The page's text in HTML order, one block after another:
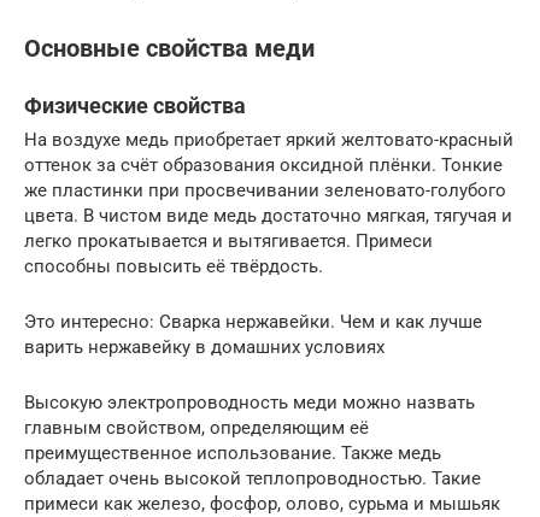
Основные свойства меди
Физические свойства
На воздухе медь приобретает яркий желтовато-красный
оттенок за счёт образования оксидной плёнки. Тонкие
же пластинки при просвечивании зеленовато-голубого
цвета. В чистом виде медь достаточно мягкая, тягучая и
легко прокатывается и вытягивается. Примеси
способны повысить её твёрдость.
Это интересно: Cварка нержавейки. Чем и как лучше
варить нержавейку в домашних условиях
Высокую электропроводность меди можно назвать
главным свойством, определяющим её
преимущественное использование. Также медь
обладает очень высокой теплопроводностью. Такие
примеси как железо, фосфор, олово, сурьма и мышьяк